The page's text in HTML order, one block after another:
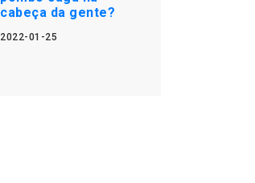
cabeça da gente?
2022-01-25